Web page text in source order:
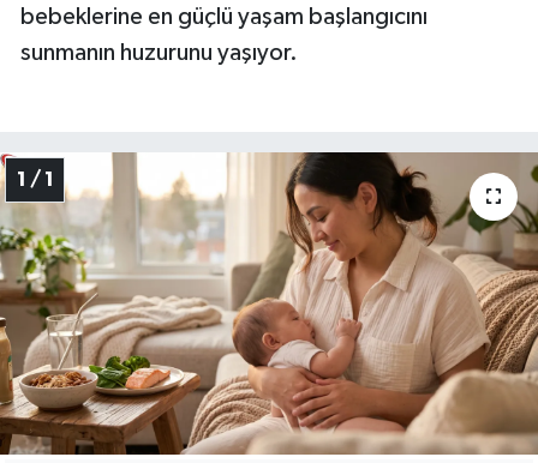
bebeklerine en güçlü yaşam başlangıcını
sunmanın huzurunu yaşıyor.
1 / 1